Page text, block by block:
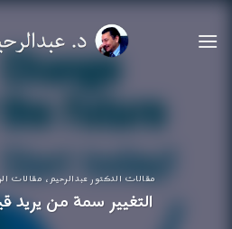
للمحتوى
مقالات الدكتور عبدالرحيم،مقالات
التغيير سمة من يريد